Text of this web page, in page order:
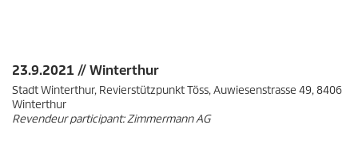
23.9.2021 // Winterthur
Stadt Winterthur, Revierstützpunkt Töss, Auwiesenstrasse 49, 8406
Winterthur
Revendeur participant: Zimmermann AG